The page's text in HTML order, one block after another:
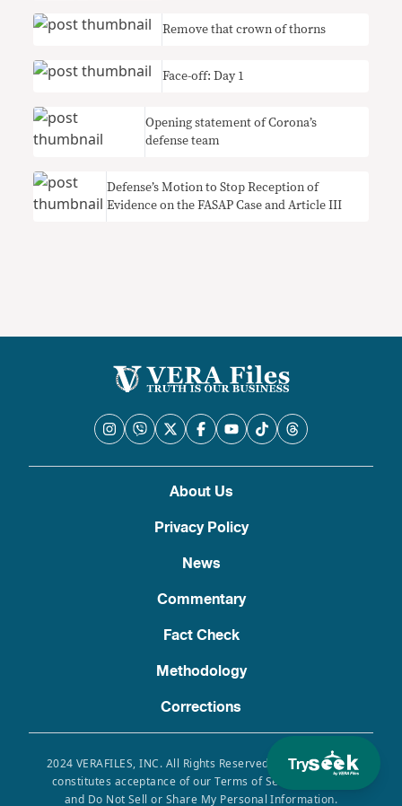
Try
Remove that crown of thorns
Face-off: Day 1
Opening statement of Corona’s
defense team
Defense’s Motion to Stop Reception of
Evidence on the FASAP Case and Article III
About Us
Privacy Policy
News
Commentary
Fact Check
Methodology
Corrections
2024 VERAFILES, INC. All Rights Reserved. Use of this site
constitutes acceptance of our Terms of Service, Privacy
and Do Not Sell or Share My Personal Information.